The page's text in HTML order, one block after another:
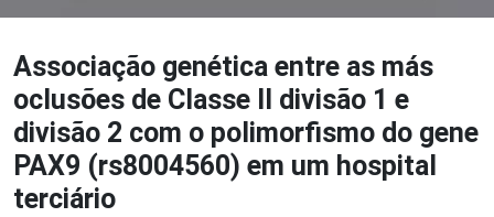
Associação genética entre as más
oclusões de Classe II divisão 1 e
divisão 2 com o polimorfismo do gene
PAX9 (rs8004560) em um hospital
terciário